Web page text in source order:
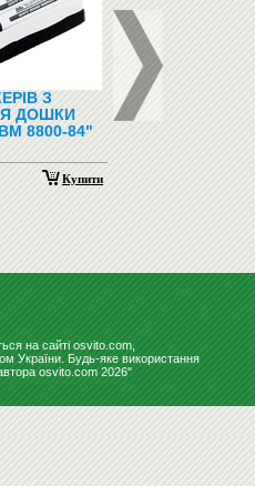
З
ДОШКИ
8800-84"
Купити
ПІДЛОГОВІ
на сайті osvito.com,
України. Будь-яке використання
osvito.com 2026"